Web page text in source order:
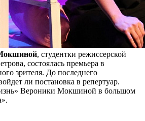
, студентки режиссерской
состоялась премьера в
зрителя. До последнего
ли постановка в репертуар.
Вероники Мокшиной в большом